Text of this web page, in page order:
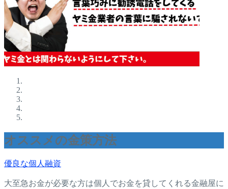
オススメの金策方法
優良な個人融資
大至急お金が必要な方は個人でお金を貸してくれる金融屋に